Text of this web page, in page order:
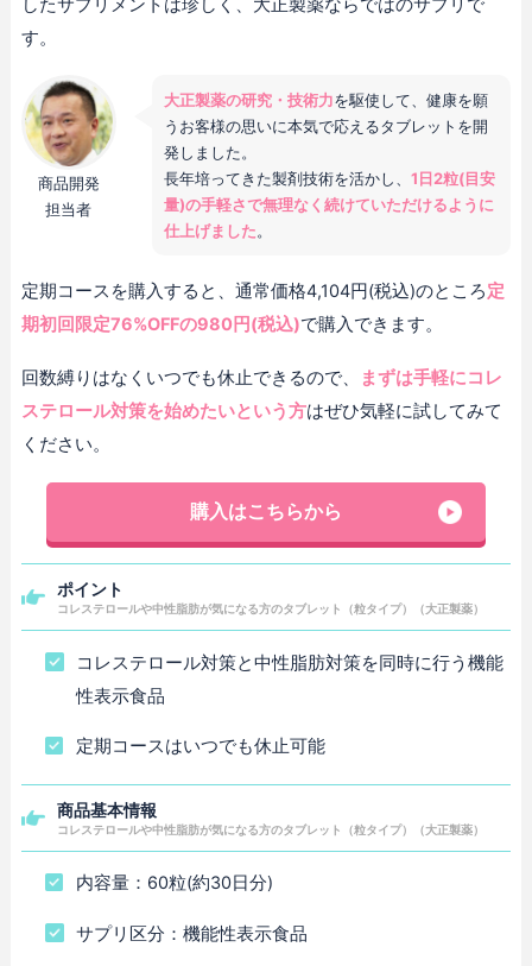
したサプリメントは珍しく、大正製薬ならではのサプリで
す。
商品開発
担当者
大正製薬の研究・技術力を駆使して、健康を願
うお客様の思いに本気で応えるタブレットを開
発しました。
長年培ってきた製剤技術を活かし、 1日2粒(目安
量)の手軽さで無理なく続けていただけるように
仕上げました。
定期コースを購入すると、通常価格4,104円(税込)のところ定
期初回限定76%OFFの980円(税込)で購入できます。
回数縛りはなくいつでも休止できるので、
まずは手軽にコレ
ステロール対策を始めたいという方はぜひ気軽に試してみて
ください。
購入はこちらから
ポイント
コレステロールや中性脂肪が気になる方のタブレット（粒タイプ）（大正製薬）
コレステロール対策と中性脂肪対策を同時に行う機能
性表示食品
定期コースはいつでも休止可能
商品基本情報
コレステロールや中性脂肪が気になる方のタブレット（粒タイプ）（大正製薬）
内容量：60粒(約30日分)
サプリ区分：機能性表示食品